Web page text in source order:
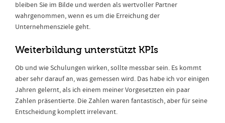
bleiben Sie im Bilde und werden als wertvoller Partner
wahrgenommen, wenn es um die Erreichung der
Unternehmensziele geht.
Weiterbildung unterstützt KPIs
Ob und wie Schulungen wirken, sollte messbar sein. Es kommt
aber sehr darauf an, was gemessen wird. Das habe ich vor einigen
Jahren gelernt, als ich einem meiner Vorgesetzten ein paar
Zahlen präsentierte. Die Zahlen waren fantastisch, aber für seine
Entscheidung komplett irrelevant.